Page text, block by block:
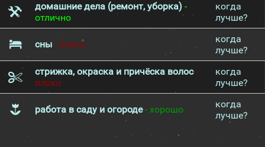
домашние дела (ремонт, уборка) -
отлично
когда
лучше?
сны - плохо
когда
лучше?
стрижка, окраска и причёска волос-
плохо
когда
лучше?
работа в саду и огороде- хорошо
когда
лучше?